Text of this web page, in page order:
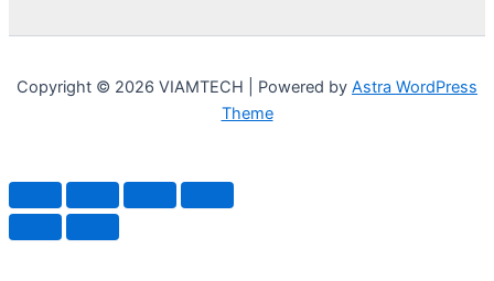
Copyright © 2026 VIAMTECH | Powered by Astra WordPress
Theme